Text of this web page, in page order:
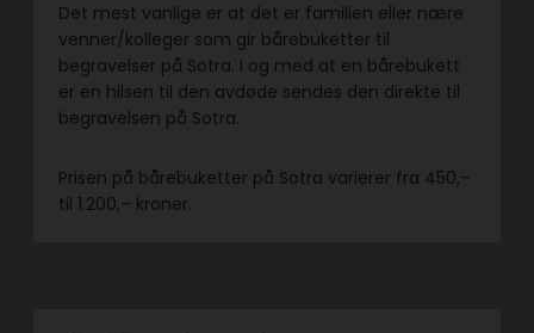
Det mest vanlige er at det er familien eller nære
venner/kolleger som gir bårebuketter til
begravelser på Sotra. I og med at en bårebukett
er en hilsen til den avdøde sendes den direkte til
begravelsen på Sotra.
Prisen på bårebuketter på Sotra varierer fra 450,–
til 1.200,– kroner.